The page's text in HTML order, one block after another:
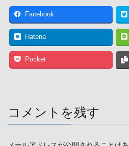
Facebook
Hatena
Pocket
コメントを残す